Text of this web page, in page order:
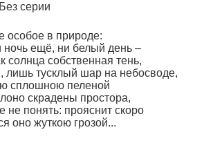
серии
особое в природе:
ночь ещё, ни белый день –
солнца собственная тень,
лишь тусклый шар на небосводе,
сплошною пеленой
скрадены простора,
не понять: прояснит скоро
оно жуткою грозой...